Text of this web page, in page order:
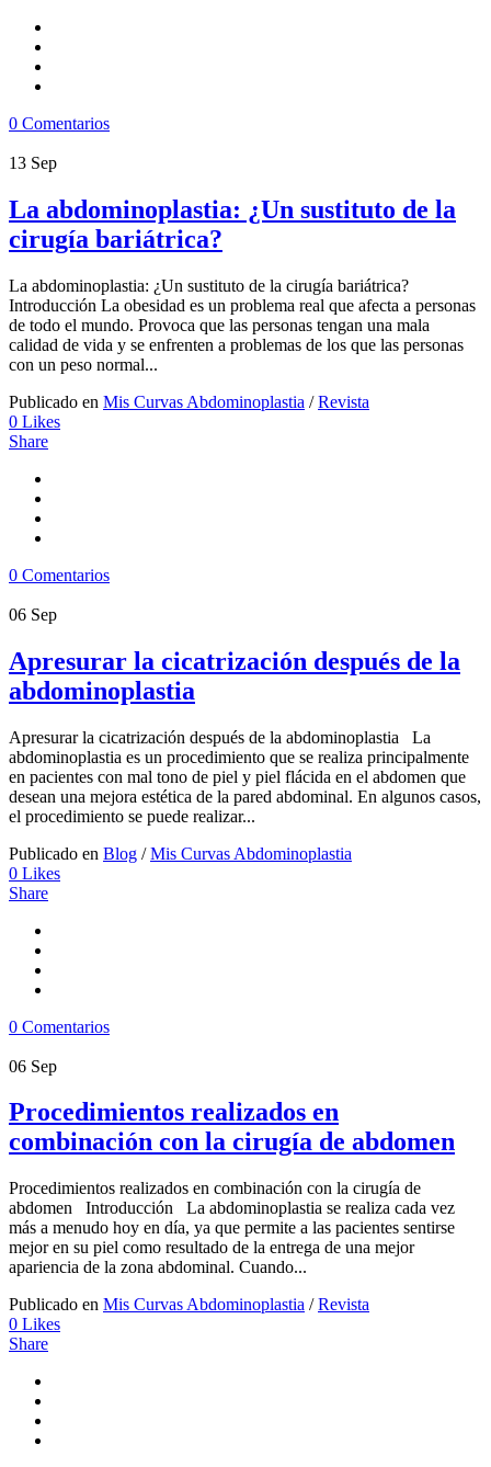
0 Comentarios
13 Sep
La abdominoplastia: ¿Un sustituto de la
cirugía bariátrica?
La abdominoplastia: ¿Un sustituto de la cirugía bariátrica?
Introducción La obesidad es un problema real que afecta a personas
de todo el mundo. Provoca que las personas tengan una mala
calidad de vida y se enfrenten a problemas de los que las personas
con un peso normal...
Publicado en Mis Curvas Abdominoplastia /Revista
0 Likes
Share
0 Comentarios
06 Sep
Apresurar la cicatrización después de la
abdominoplastia
Apresurar la cicatrización después de la abdominoplastia La
abdominoplastia es un procedimiento que se realiza principalmente
en pacientes con mal tono de piel y piel flácida en el abdomen que
desean una mejora estética de la pared abdominal. En algunos casos,
el procedimiento se puede realizar...
Publicado en Blog /Mis Curvas Abdominoplastia
0 Likes
Share
0 Comentarios
06 Sep
Procedimientos realizados en
combinación con la cirugía de abdomen
Procedimientos realizados en combinación con la cirugía de
abdomen Introducción La abdominoplastia se realiza cada vez
más a menudo hoy en día, ya que permite a las pacientes sentirse
mejor en su piel como resultado de la entrega de una mejor
apariencia de la zona abdominal. Cuando...
Publicado en Mis Curvas Abdominoplastia /Revista
0 Likes
Share